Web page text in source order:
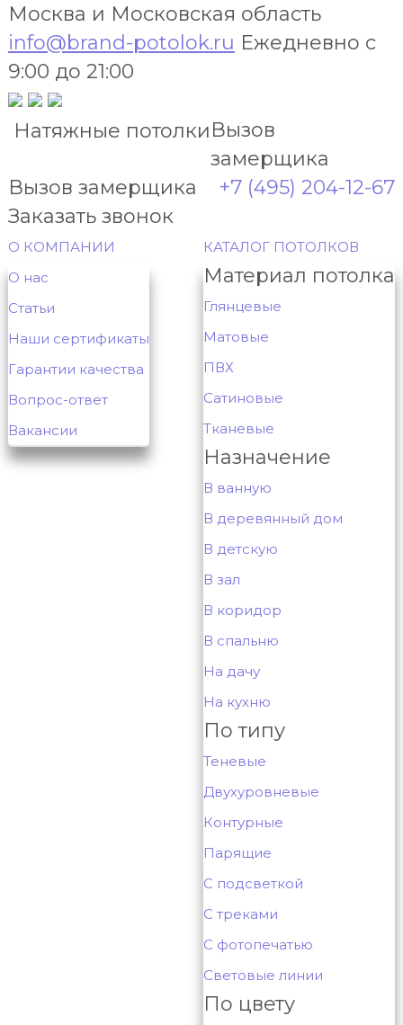
Москва и Московская область
info@brand-potolok.ru Ежедневно с
9:00 до 21:00
Натяжные потолкиВызов
замерщика
+7 (495) 204-12-67
Вызов замерщика
Заказать звонок
О КОМПАНИИ
О нас
Статьи
Наши сертификаты
Гарантии качества
Вопрос-ответ
Вакансии
КАТАЛОГ ПОТОЛКОВ
Материал потолка
Глянцевые
Матовые
ПВХ
Сатиновые
Тканевые
Назначение
В ванную
В деревянный дом
В детскую
В зал
В коридор
В спальню
На дачу
На кухню
По типу
Теневые
Двухуровневые
Контурные
Парящие
С подсветкой
С треками
С фотопечатью
Световые линии
По цвету